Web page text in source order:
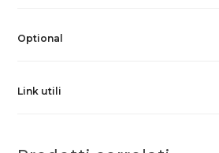
Optional
Link utili